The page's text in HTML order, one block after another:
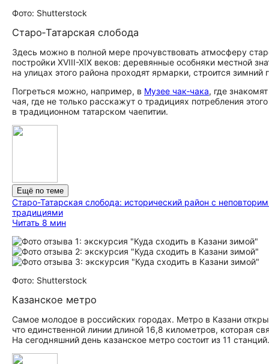
Фото: Shutterstock
Старо‑Татарская слобода
Здесь можно в полной мере прочувствовать атмосферу
постройки XVIII-XIX веков: деревянные особняки местной
на улицах этого района проходят ярмарки, строится зимний
Погреться можно, например, в Музее чак‑чака, где
чая, где не только расскажут о традициях потребления
в традиционном татарском чаепитии.
Ещё по теме
Старо-Татарская слобода: исторический район с
традициями
Читать 8 мин
Фото: Shutterstock
Казанское метро
Самое молодое в российских городах. Метро в Казани
что единственной линии длиной 16,8 километров, которая
На сегодняшний день казанское метро состоит из 11 станций.